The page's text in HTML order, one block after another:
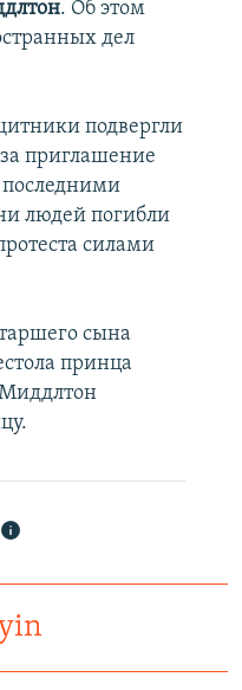
. Об этом
дел
подвергли
приглашение
последними
людей погибли
силами
сына
принца
Миддлтон